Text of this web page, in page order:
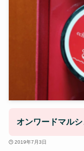
オンワードマル
2019年7月3日